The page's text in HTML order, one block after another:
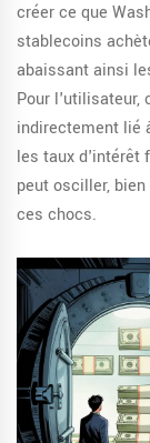
créer ce que
stablecoins
abaissant ainsi
Pour l'utilisateur,
indirectement lié
les taux d'intérêt
peut osciller,
ces chocs.